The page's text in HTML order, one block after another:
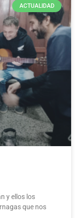
ACTUALIDAD
y ellos los
que nos